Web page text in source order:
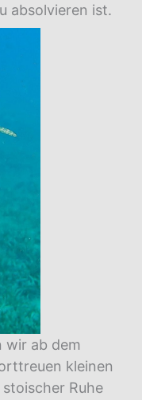
absolvieren ist.
wir ab dem
kleinen
Ruhe